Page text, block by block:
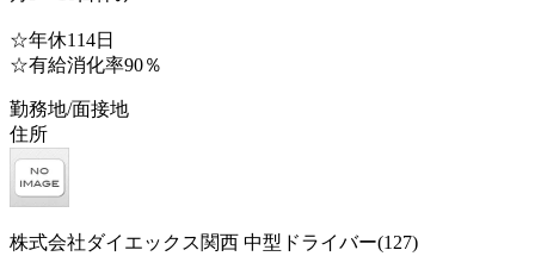
☆年休114日
☆有給消化率90％
勤務地/面接地
住所
株式会社ダイエックス関西 中型ドライバー(127)